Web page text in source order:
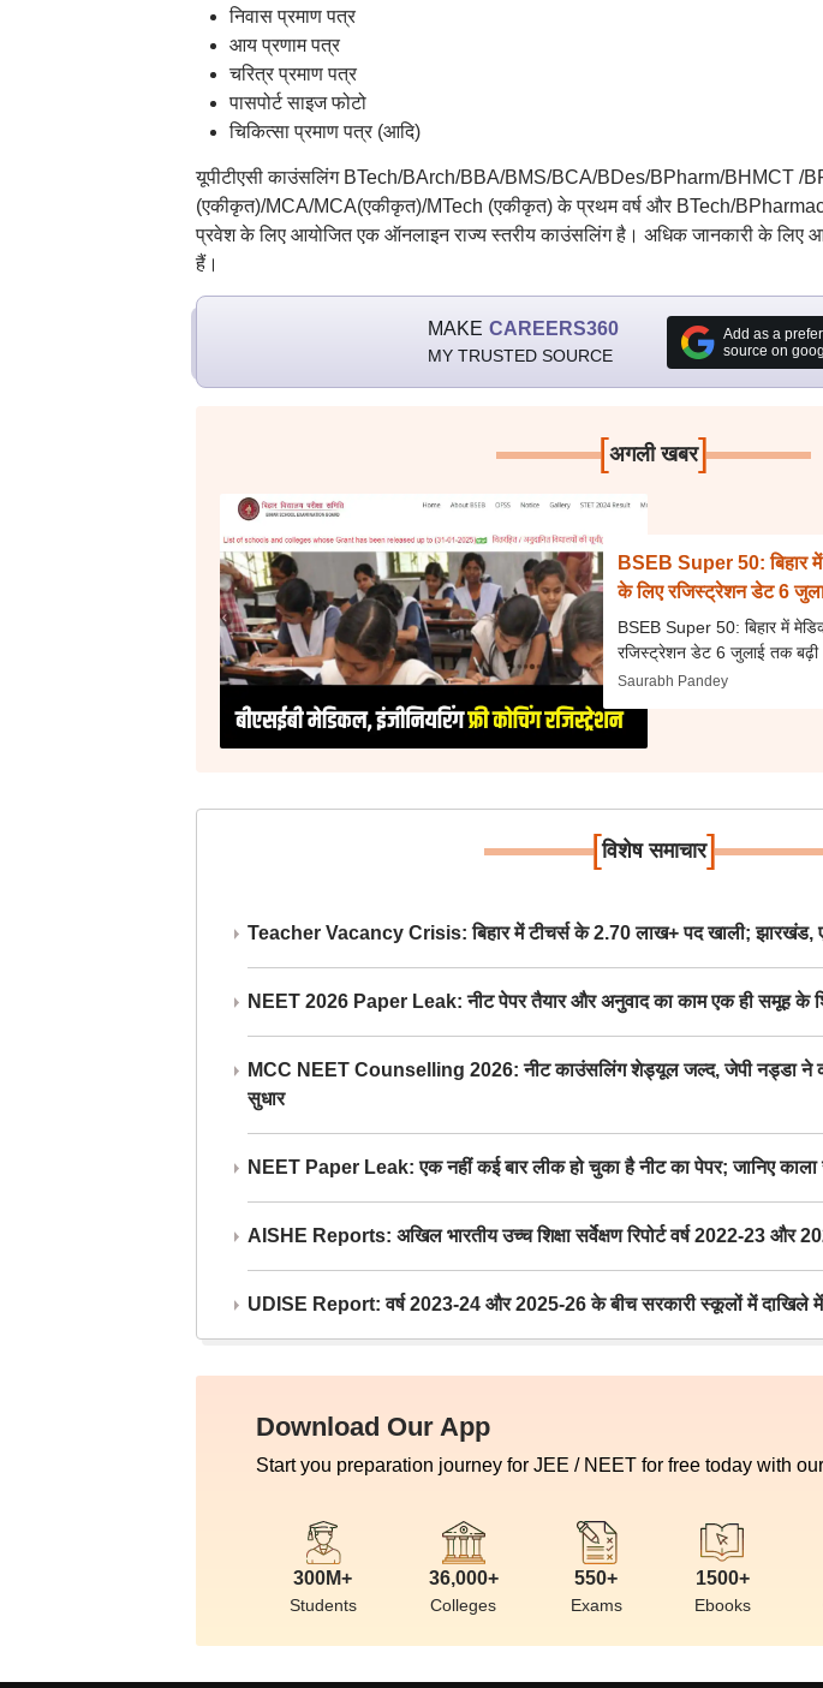
निवास प्रमाण पत्र
आय प्रणाम पत्र
चरित्र प्रमाण पत्र
पासपोर्ट साइज फोटो
चिकित्सा प्रमाण पत्र (आदि)
यूपीटीएसी काउंसलिंग BTech/BArch/BBA/BMS/BCA/BDes/BPharm/BHMCT /
(एकीकृत)/MCA/MCA(एकीकृत)/MTech (एकीकृत) के प्रथम वर्ष और BTech/
प्रवेश के लिए आयोजित एक ऑनलाइन राज्य स्तरीय काउंसलिंग है। अधिक जानकारी के लिए
हैं।
MAKE CAREERS360
MY TRUSTED SOURCE
Add as a
source on
[अगली खबर]
BSEB Super 50: बिहार में
के लिए रजिस्ट्रेशन डेट 6
BSEB Super 50: बिहार में
रजिस्ट्रेशन डेट 6 जुलाई तक बढ़ी
Saurabh Pandey
[विशेष समाचार]
Teacher Vacancy Crisis: बिहार में टीचर्स के 2.70 लाख+ पद खाली; झारखंड,
NEET 2026 Paper Leak: नीट पेपर तैयार और अनुवाद का काम एक ही समूह के
MCC NEET Counselling 2026: नीट काउंसलिंग शेड्यूल जल्द, जेपी नड्डा ने
सुधार
NEET Paper Leak: एक नहीं कई बार लीक हो चुका है नीट का पेपर; जानिए
AISHE Reports: अखिल भारतीय उच्च शिक्षा सर्वेक्षण रिपोर्ट वर्ष 2022-23 और
UDISE Report: वर्ष 2023-24 और 2025-26 के बीच सरकारी स्कूलों में दाखिले
Download Our App
Start you preparation journey for JEE / NEET for free today with
300M+
Students
36,000+
Colleges
550+
Exams
1500+
Ebooks